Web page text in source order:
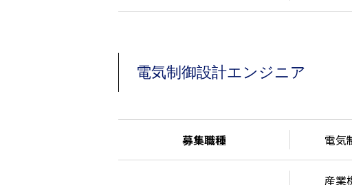
電気制御設計エンジニア
募集職種 電気
産業